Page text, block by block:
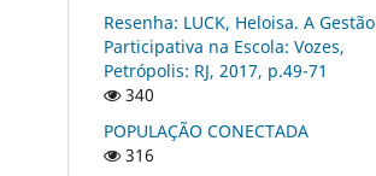
Resenha: LUCK, Heloisa. A Gestão
Participativa na Escola: Vozes,
Petrópolis: RJ, 2017, p.49-71
340
POPULAÇÃO CONECTADA
316